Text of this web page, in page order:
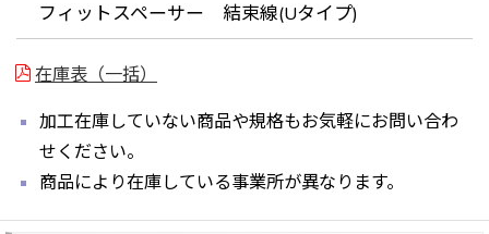
フィットスペーサー 結束線(Uタイプ)
在庫表（一括）
加工在庫していない商品や規格もお気軽にお問い合わ
せください。
商品により在庫している事業所が異なります。